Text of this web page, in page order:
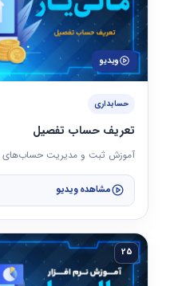
ویدیو
حسابداری
تعریف حساب تفصیل
آموزش ثبت و مدیریت حساب‌های
مشاهده ویدیو
25